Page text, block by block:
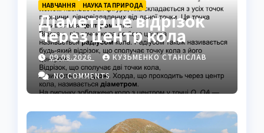
НАВЧАННЯ НАУКА ТА ПРИРОДА
Діаметр це відрізок
через центр кола
09.08.2026
КУЗЬМЕНКО СТАНІСЛАВ
NO COMMENTS